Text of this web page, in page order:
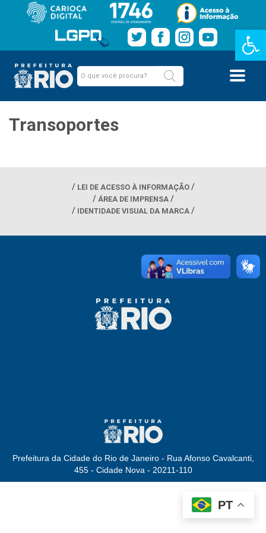
Barra de
Transoportes
LEI DE ACESSO À INFORMAÇÃO
ÁREA DE IMPRENSA
IDENTIDADE VISUAL DA MARCA
Prefeitura da Cidade do Rio de Janeiro - Rua Afonso Cavalcanti,
455 - Cidade Nova - 20211-110
PT